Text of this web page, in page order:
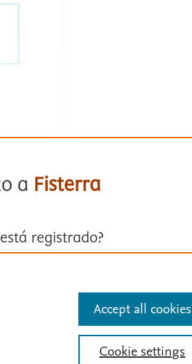
a Fisterra
está registrado?
Cookie settings
Accept all cookies